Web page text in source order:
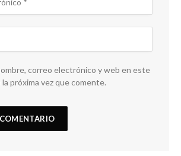
correo electrónico y web en este
próxima vez que comente.